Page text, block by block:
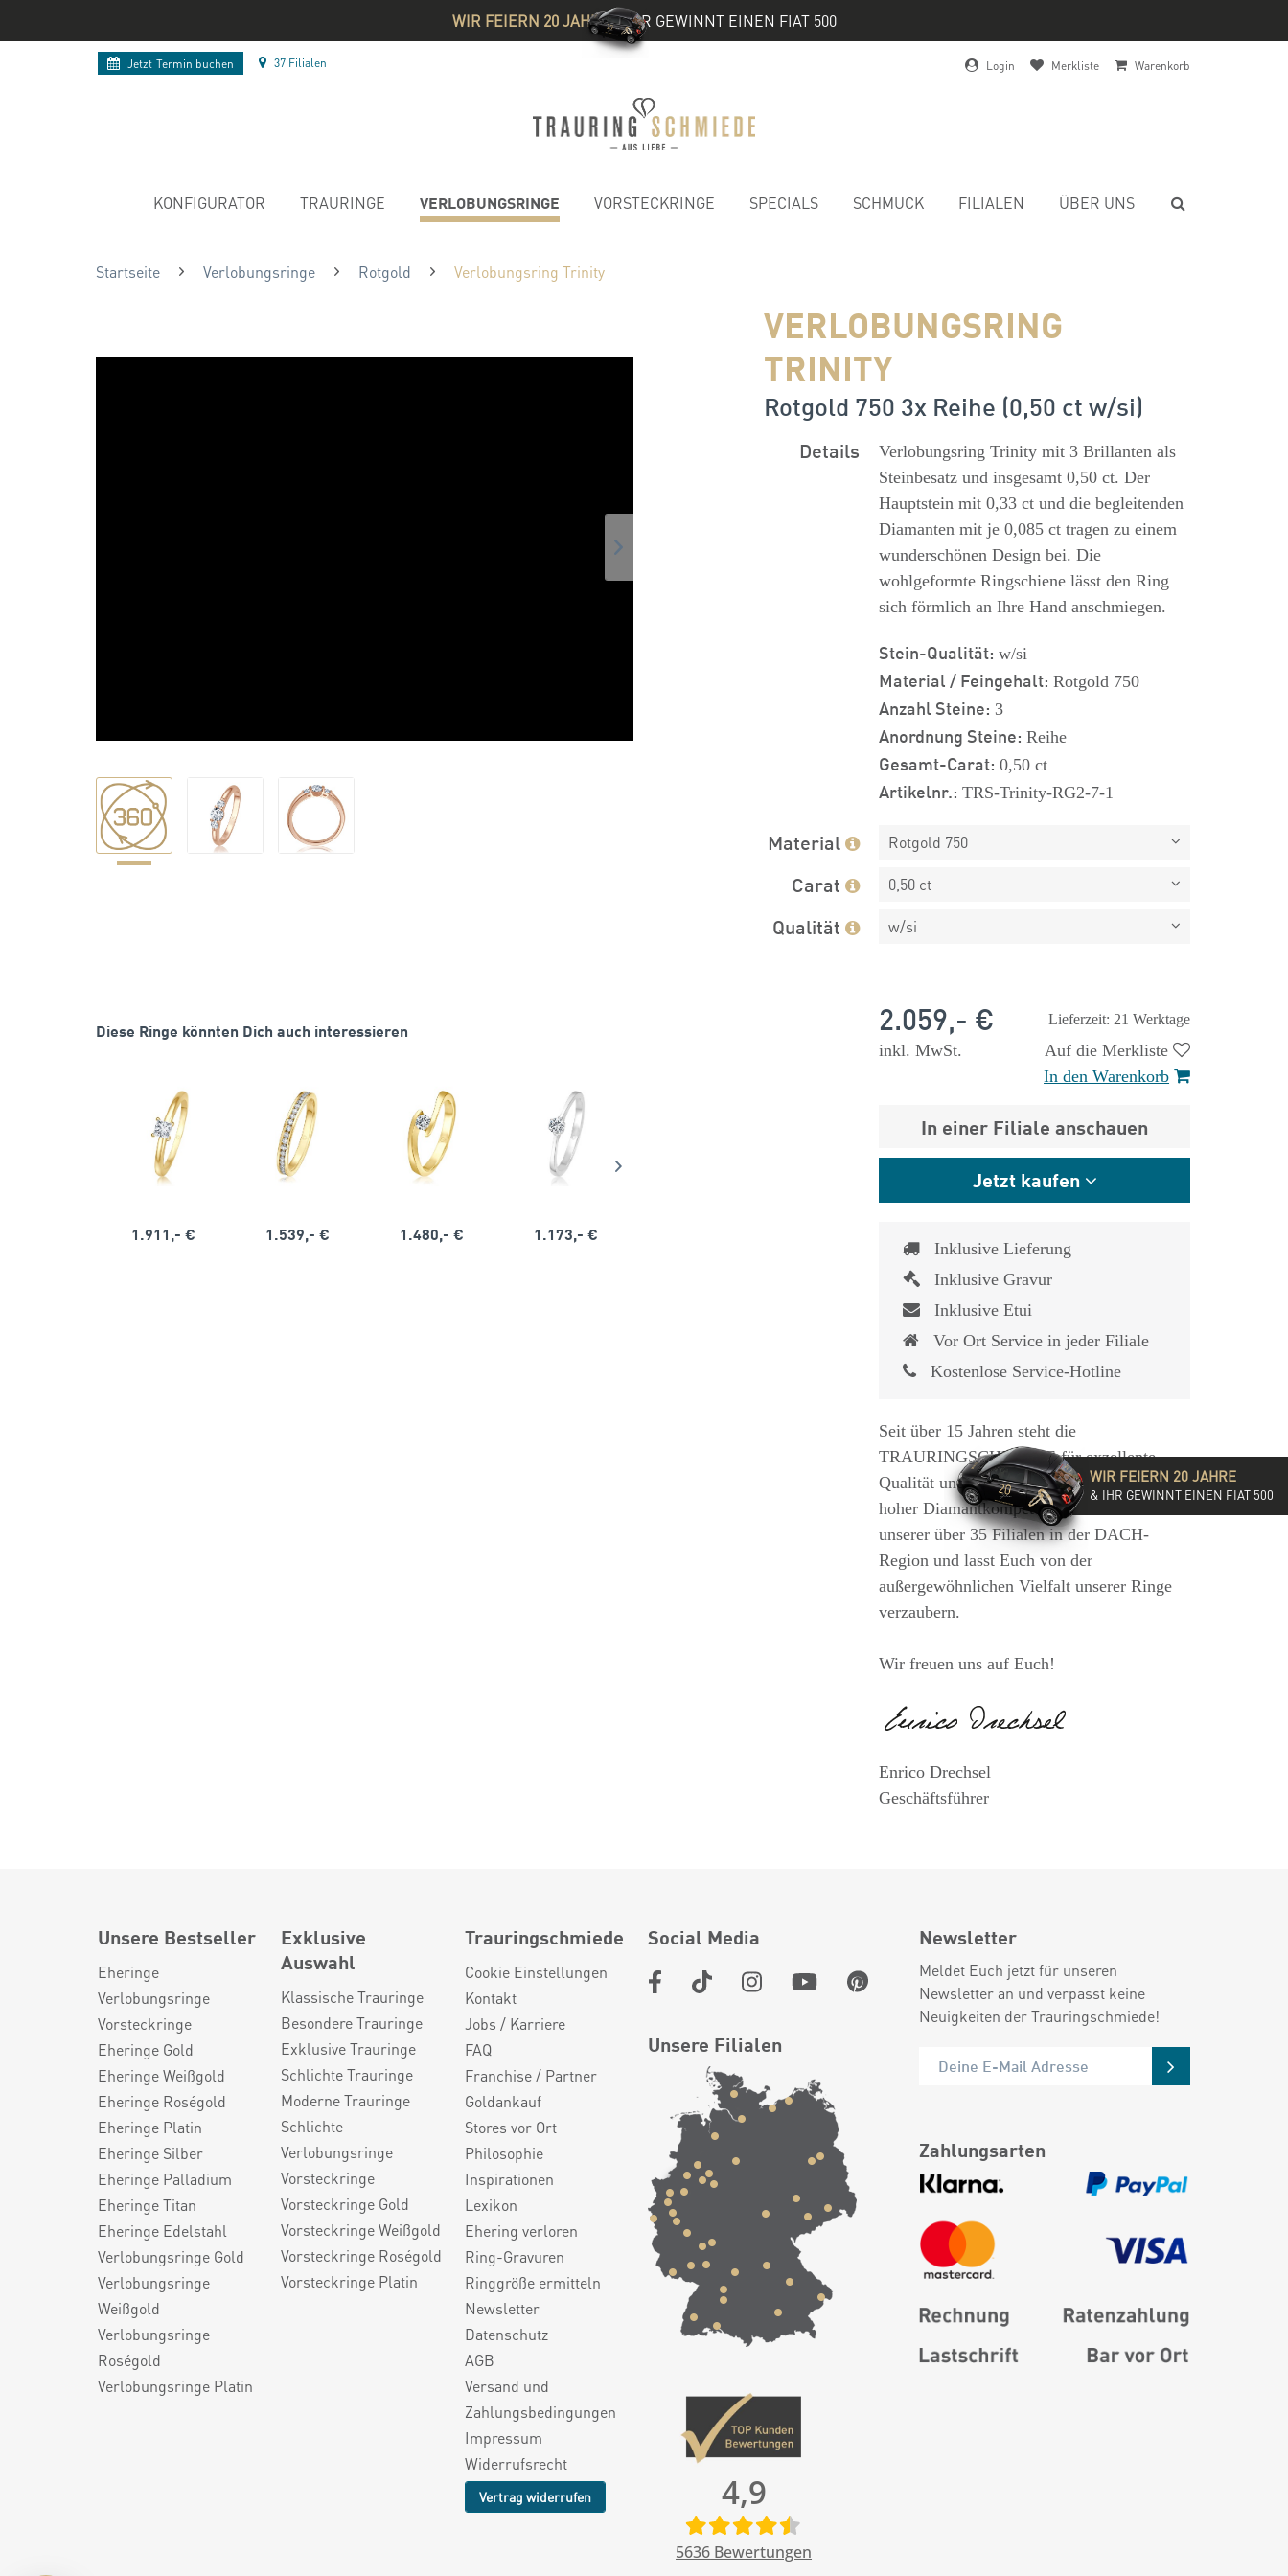
WIR FEIERN 20 JAHRE& IHR GEWINNT EINEN FIAT 500
Jetzt Termin buchen 37 Filialen Login Merkliste Warenkorb
KONFIGURATOR TRAURINGE VERLOBUNGSRINGE VORSTECKRINGE SPECIALS SCHMUCK FILIALEN ÜBER UNS
Startseite Verlobungsringe Rotgold Verlobungsring Trinity
VERLOBUNGSRING
TRINITY
Rotgold 750 3x Reihe (0,50 ct w/si)
Diese Ringe könnten Dich auch interessieren
1.911,- € 1.539,- € 1.480,- € 1.173,- €
Details
Verlobungsring Trinity mit 3 Brillanten als
Steinbesatz und insgesamt 0,50 ct. Der
Hauptstein mit 0,33 ct und die begleitenden
Diamanten mit je 0,085 ct tragen zu einem
wunderschönen Design bei. Die
wohlgeformte Ringschiene lässt den Ring
sich förmlich an Ihre Hand anschmiegen.
Stein-Qualität: w/si
Material / Feingehalt: Rotgold 750
Anzahl Steine: 3
Anordnung Steine: Reihe
Gesamt-Carat: 0,50 ct
Artikelnr.: TRS-Trinity-RG2-7-1
Material Rotgold 750
Carat 0,50 ct
Qualität w/si
Lieferzeit: 21 Werktage
2.059,- €
inkl. MwSt.
Auf die Merkliste
In den Warenkorb
In einer Filiale anschauen
Jetzt kaufen
Inklusive Lieferung
Inklusive Gravur
Inklusive Etui
Vor Ort Service in jeder Filiale
Kostenlose Service-Hotline
Seit über 15 Jahren steht die
TRAURINGSCHMIEDE für exzellente
Qualität und hochwertige Beratung mit
hoher Diamantkompetenz. Besucht eine
unserer über 35 Filialen in der DACH-
Region und lasst Euch von der
außergewöhnlichen Vielfalt unserer Ringe
verzaubern.
Wir freuen uns auf Euch!
Enrico Drechsel
Geschäftsführer
Unsere Bestseller
Eheringe
Verlobungsringe
Vorsteckringe
Eheringe Gold
Eheringe Weißgold
Eheringe Roségold
Eheringe Platin
Eheringe Silber
Eheringe Palladium
Eheringe Titan
Eheringe Edelstahl
Verlobungsringe Gold
Verlobungsringe
Weißgold
Verlobungsringe
Roségold
Verlobungsringe Platin
Exklusive
Auswahl
Klassische Trauringe
Besondere Trauringe
Exklusive Trauringe
Schlichte Trauringe
Moderne Trauringe
Schlichte
Verlobungsringe
Vorsteckringe
Vorsteckringe Gold
Vorsteckringe Weißgold
Vorsteckringe Roségold
Vorsteckringe Platin
Trauringschmiede
Cookie Einstellungen
Kontakt
Jobs / Karriere
FAQ
Franchise / Partner
Goldankauf
Stores vor Ort
Philosophie
Inspirationen
Lexikon
Ehering verloren
Ring-Gravuren
Ringgröße ermitteln
Newsletter
Datenschutz
AGB
Versand und
Zahlungsbedingungen
Impressum
Widerrufsrecht
Vertrag widerrufen
Social Media
Unsere Filialen
4,9
5636 Bewertungen
Newsletter
Meldet Euch jetzt für unseren
Newsletter an und verpasst keine
Neuigkeiten der Trauringschmiede!
Zahlungsarten
WIR FEIERN 20 JAHRE
& IHR GEWINNT EINEN FIAT 500